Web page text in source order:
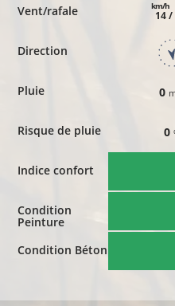
Vent/rafale
Direction
Pluie
Risque de pluie
Indice confort
Condition
Peinture
Condition Béton
14 /
km/h
0
0